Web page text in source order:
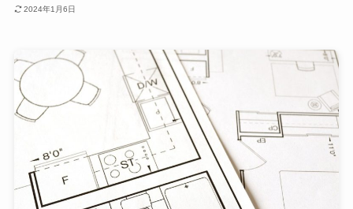
2024年1月6日